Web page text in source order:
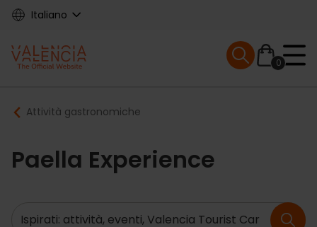
Skip
content
Italiano
Main
navigation
0
Mobile menu
Breadcrumb
Attività gastronomiche
Paella Experience
Ricerca